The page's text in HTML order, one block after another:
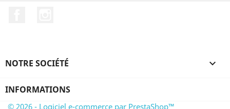
NOTRE SOCIÉTÉ 
INFORMATIONS
© 2026 - Logiciel e-commerce par PrestaShop™